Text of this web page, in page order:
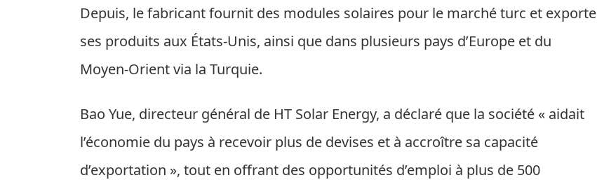
Depuis, le fabricant fournit des modules solaires pour le marché turc et exporte
ses produits aux États-Unis, ainsi que dans plusieurs pays d’Europe et du
Moyen-Orient via la Turquie.
Bao Yue, directeur général de HT Solar Energy, a déclaré que la société « aidait
l’économie du pays à recevoir plus de devises et à accroître sa capacité
d’exportation », tout en offrant des opportunités d’emploi à plus de 500